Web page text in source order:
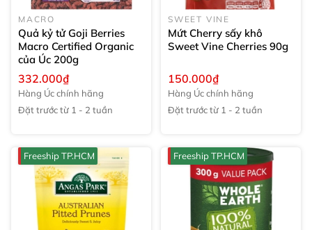
MACRO
Quả kỷ tử Goji Berries
Macro Certified Organic
của Úc 200g
332.000₫
Hàng Úc chính hãng
Đặt trước từ 1 - 2 tuần
SWEET VINE
Mứt Cherry sấy khô
Sweet Vine Cherries 90g
150.000₫
Hàng Úc chính hãng
Đặt trước từ 1 - 2 tuần
Freeship TP.HCM Freeship TP.HCM